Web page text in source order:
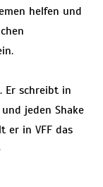
helfen und
Er schreibt in
jeden Shake
er in VFF das